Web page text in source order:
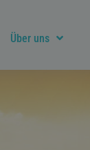
Über uns